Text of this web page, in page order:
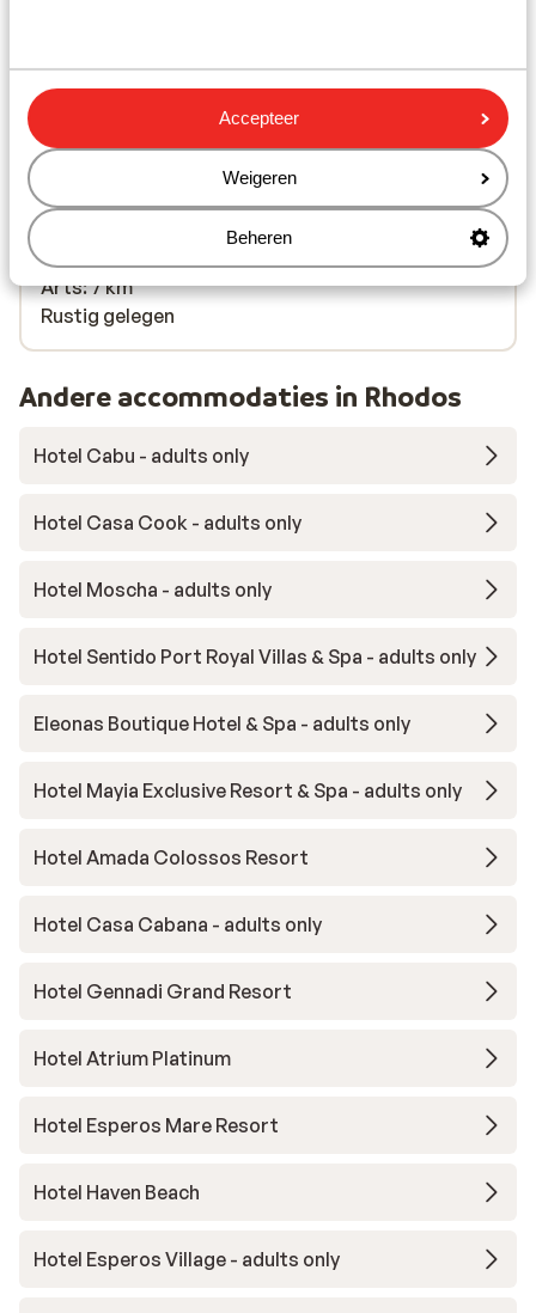
Accepteer
Weigeren
Beheren
Centrum Asklipeios: 6 km
Bushalte: 50 m
Winkels: 100 m
Apotheek: 1 km
Arts: 7 km
Rustig gelegen
Andere accommodaties in Rhodos
Hotel Cabu - adults only
Hotel Casa Cook - adults only
Hotel Moscha - adults only
Hotel Sentido Port Royal Villas & Spa - adults only
Eleonas Boutique Hotel & Spa - adults only
Hotel Mayia Exclusive Resort & Spa - adults only
Hotel Amada Colossos Resort
Hotel Casa Cabana - adults only
Hotel Gennadi Grand Resort
Hotel Atrium Platinum
Hotel Esperos Mare Resort
Hotel Haven Beach
Hotel Esperos Village - adults only